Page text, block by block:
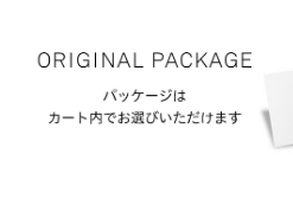
す。
ご